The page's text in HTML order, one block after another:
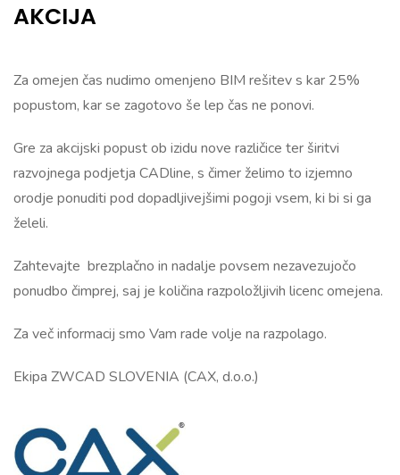
AKCIJA
Za omejen čas nudimo omenjeno BIM rešitev s kar 25%
popustom, kar se zagotovo še lep čas ne ponovi.
Gre za akcijski popust ob izidu nove različice ter širitvi
razvojnega podjetja CADline, s čimer želimo to izjemno
orodje ponuditi pod dopadljivejšimi pogoji vsem, ki bi si ga
želeli.
Zahtevajte brezplačno in nadalje povsem nezavezujočo
ponudbo čimprej, saj je količina razpoložljivih licenc omejena.
Za več informacij smo Vam rade volje na razpolago.
Ekipa ZWCAD SLOVENIA (CAX, d.o.o.)